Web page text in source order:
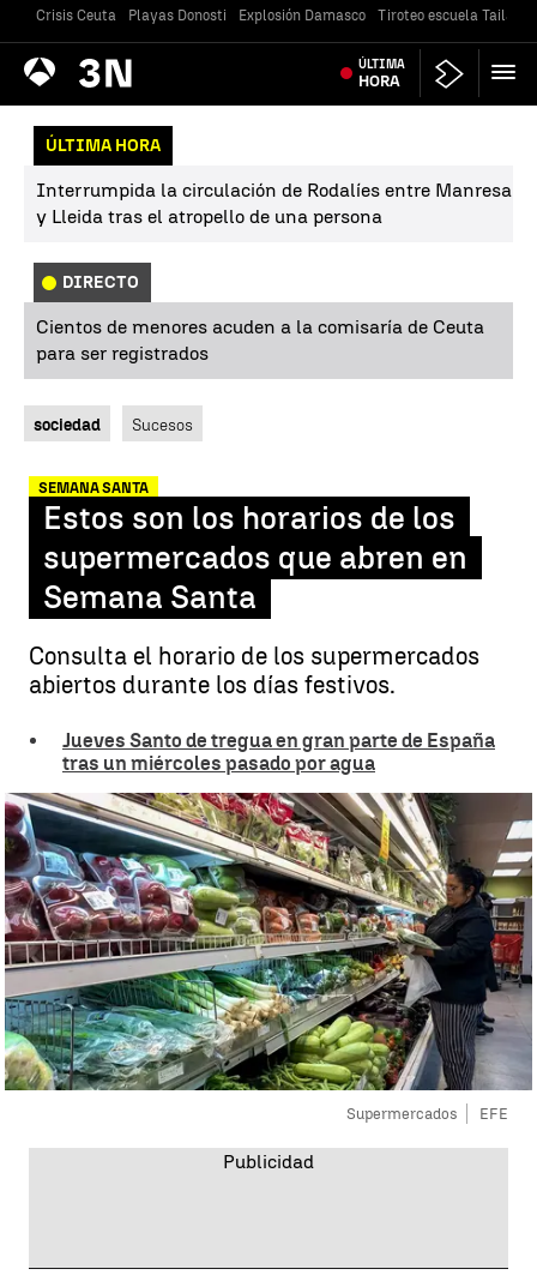
Crisis Ceuta Playas Donosti Explosión Damasco Tiroteo escuela
Antena
3 Noticias ÚLTIMA
HORA
ÚLTIMA HORA
Interrumpida la circulación de Rodalíes entre Manresa
y Lleida tras el atropello de una persona
DIRECTO
Cientos de menores acuden a la comisaría de Ceuta
para ser registrados
sociedad Sucesos
SEMANA SANTA
Estos son los horarios de los
supermercados que abren en
Semana Santa
Consulta el horario de los supermercados
abiertos durante los días festivos.
Jueves Santo de tregua en gran parte de España
tras un miércoles pasado por agua
Supermercados EFE